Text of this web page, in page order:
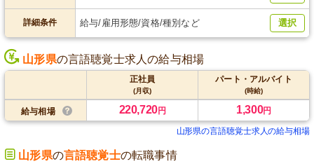
詳細条件 給与/雇用形態/資格/種別など 選択
山形県の言語聴覚士求人の給与相場
正社員
(月収)
パート・アルバイト
(時給)
給与相場 220,720円 1,300円
山形県の言語聴覚士求人の給与相場
山形県の言語聴覚士の転職事情